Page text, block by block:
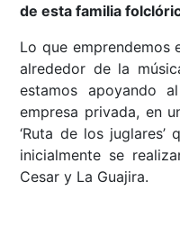
de esta familia
Lo que
alrededor de la
estamos apoyando
empresa privada, en
‘Ruta de los
inicialmente se
Cesar y La Guajira.